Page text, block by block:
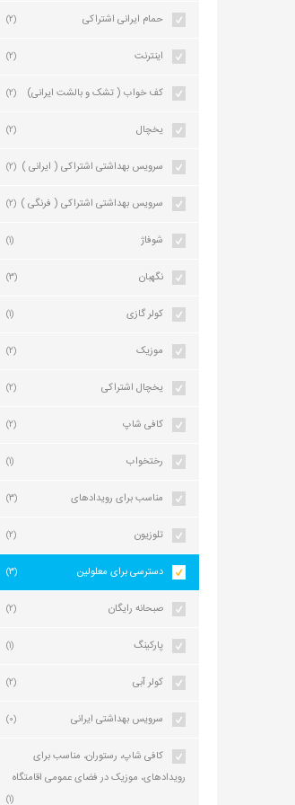
حمام ایرانی اشتراکی (2)
اینترنت (2)
کف خواب ( تشک و بالشت ایرانی) (2)
یخچال (2)
سرویس بهداشتی اشتراکی ( ایرانی ) (2)
سرویس بهداشتی اشتراکی ( فرنگی ) (2)
شوفاژ (1)
نگهبان (3)
کولر گازی (1)
موزیک (2)
یخچال اشتراکی (2)
کافی شاپ (2)
رختخواب (1)
مناسب برای رویدادهای (3)
تلوزیون (2)
دسترسی برای معلولین (3)
صبحانه رایگان (2)
پارکینگ (1)
کولر آبی (2)
سرویس بهداشتی ایرانی (0)
کافی شاپ، رستوران، مناسب برای
رویدادهای، موزیک در فضای عمومی اقامتگاه
(1)